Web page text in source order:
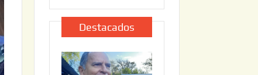
2
6
l
i
o
2
2
Destacados